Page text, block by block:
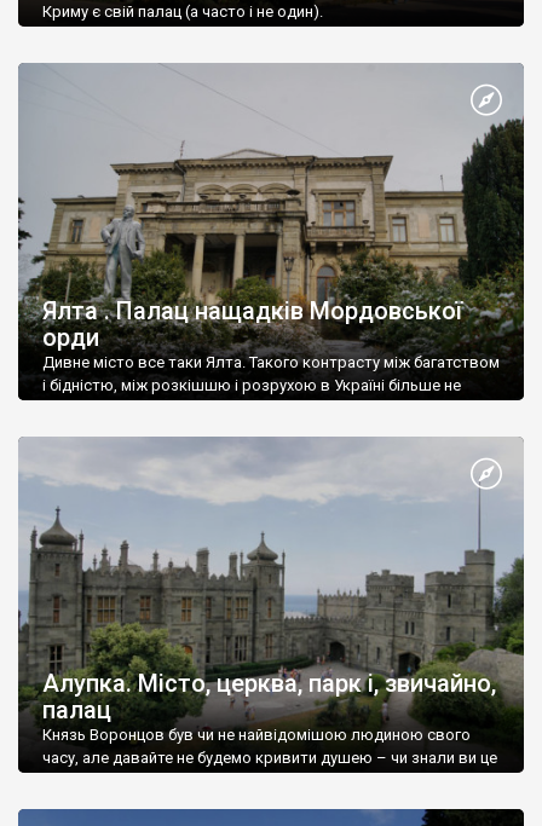
Криму є свій палац (а часто і не один).
Ялта . Палац нащадків Мордовської
орди
Дивне місто все таки Ялта. Такого контрасту між багатством
і бідністю, між розкішшю і розрухою в Україні більше не
Алупка. Місто, церква, парк і, звичайно,
палац
Князь Воронцов був чи не найвідомішою людиною свого
часу, але давайте не будемо кривити душею – чи знали ви це